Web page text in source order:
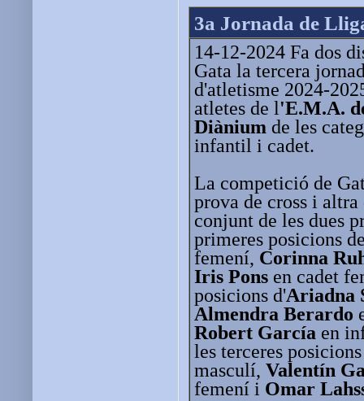
3a Jornada de
14-12-2024 Fa dos
Gata la tercera
d'atletisme 2024-
atletes de l 'E.M.A.
Diànium de les
infantil i cadet.
La competició de
prova de cross i
conjunt de les dues
primeres posicions
femení, Corinna
Iris Pons en cadet
posicions d'Ariadna
Almendra Berardo
Robert García en
les terceres
masculí, Valentín
femení i Omar